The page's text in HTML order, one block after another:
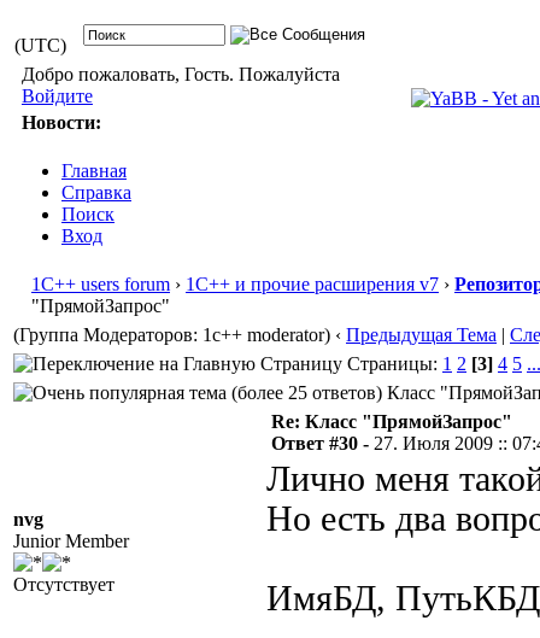
(UTC)
Добро пожаловать, Гость. Пожалуйста
Войдите
Новости:
Главная
Справка
Поиск
Вход
1С++ users forum › 1С++ и прочие расширения v7 ›
"ПрямойЗапрос"
(Группа Модераторов: 1c++ moderator) ‹ Предыдущая Тема |
Страницы: 1 2 [3] 4 5 ...
Класс
nvg
Junior Member
Отсутствует
Re: Класс "ПрямойЗапрос"
Ответ #30 - 27. Июля 2009 ::
Лично меня
Но есть два
ИмяБД, ПутьКБД